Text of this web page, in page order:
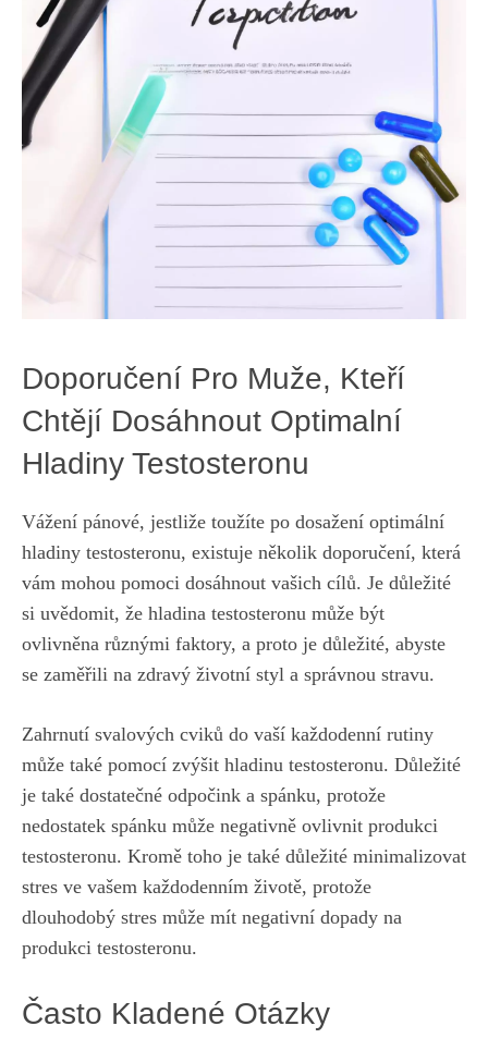
Doporučení Pro Muže,‍ Kteří
Chtějí Dosáhnout Optimalní
Hladiny Testosteronu
Vážení ​pánové, jestliže toužíte po ⁤dosažení optimální
hladiny testosteronu, existuje několik doporučení, která
vám mohou pomoci⁢ dosáhnout⁢ vašich ⁢cílů. ‌Je důležité
si uvědomit, že hladina testosteronu může být
ovlivněna různými faktory, a ⁣proto⁣ je důležité, abyste
se zaměřili na zdravý životní styl a správnou stravu.
Zahrnutí svalových cviků do‌ vaší ⁤každodenní rutiny
může také‌ pomocí zvýšit hladinu testosteronu. Důležité‌
je ​také dostatečné odpočink a spánku, protože
nedostatek spánku‌ může negativně ovlivnit⁤ produkci
testosteronu. Kromě toho⁣ je ‍také důležité minimalizovat
stres ve vašem⁢ každodenním životě, protože​
dlouhodobý stres může mít negativní dopady na
produkci testosteronu.
Často Kladené Otázky